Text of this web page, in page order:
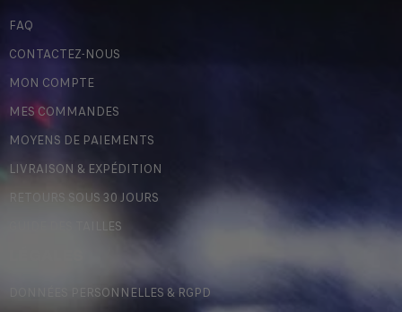
FAQ
CONTACTEZ-NOUS
MON COMPTE
MES COMMANDES
MOYENS DE PAIEMENTS
LIVRAISON & EXPÉDITION
RETOURS SOUS 30 JOURS
GUIDE DES TAILLES
DONNÉES PERSONNELLES & RGPD